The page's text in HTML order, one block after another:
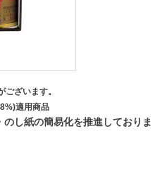
ざいます。
適用商品
し紙の簡易化を推進しておりま